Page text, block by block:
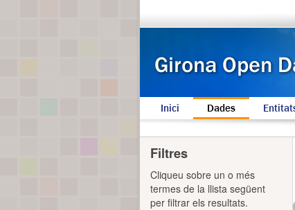
Inici Dades
Filtres
Cliqueu sobre un o més
termes de la llista següent
per filtrar els resultats.